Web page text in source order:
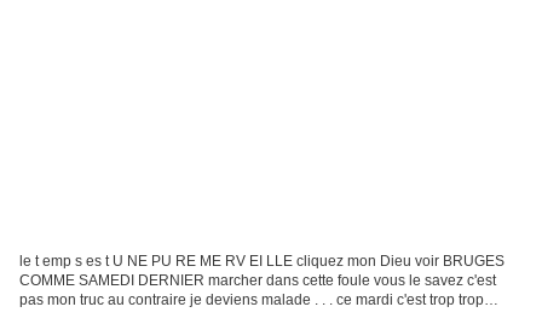
le t emp s es t U NE PU RE ME RV EI LLE cliquez mon Dieu voir BRUGES
COMME SAMEDI DERNIER marcher dans cette foule vous le savez c'est
pas mon truc au contraire je deviens malade . . . ce mardi c'est trop trop